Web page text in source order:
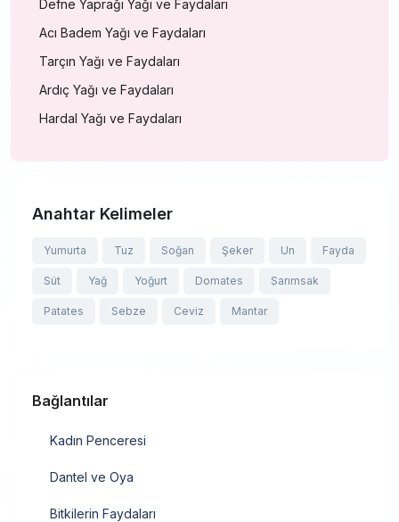
Defne Yaprağı Yağı ve Faydaları
Acı Badem Yağı ve Faydaları
Tarçın Yağı ve Faydaları
Ardıç Yağı ve Faydaları
Hardal Yağı ve Faydaları
Anahtar Kelimeler
Yumurta Tuz Soğan Şeker Un Fayda
Süt Yağ Yoğurt Domates Sarımsak
Patates Sebze Ceviz Mantar
Bağlantılar
Kadın Penceresi
Dantel ve Oya
Bitkilerin Faydaları